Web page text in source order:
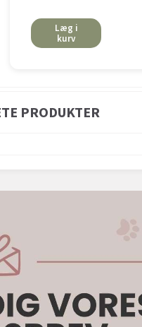
Læg i
kurv
PRODUKTER